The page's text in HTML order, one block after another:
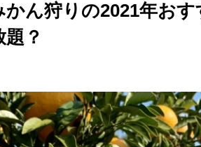
かん狩りの2021年お
？